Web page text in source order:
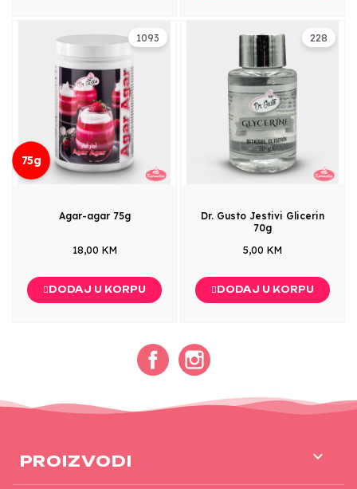
1093
75g
Agar-agar 75g
18,00 KM
DODAJ U KORPU
228
Dr. Gusto Jestivi Glicerin
70g
5,00 KM
DODAJ U KORPU
Facebook
PROIZVODI 